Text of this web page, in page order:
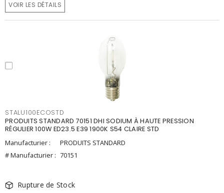
VOIR LES DÉTAILS
STALU100ECOSTD
PRODUITS STANDARD 70151 DHI SODIUM À HAUTE PRESSION
RÉGULIER 100W ED23.5 E39 1900K S54 CLAIRE STD
Manufacturier :
PRODUITS STANDARD
# Manufacturier : 70151
Rupture de Stock